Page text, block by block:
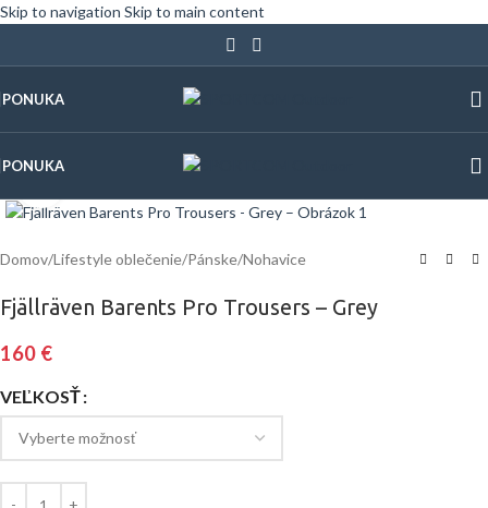
Skip to navigation Skip to main content
PONUKA
PONUKA
Domov/Lifestyle oblečenie/Pánske/Nohavice
Fjällräven Barents Pro Trousers – Grey
160 €
VEĽKOSŤ